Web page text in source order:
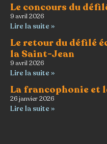
Le concours du
9 avril 2026
Lire la suite »
Le retour du défilé
la Saint-Jean
9 avril 2026
Lire la suite »
La francophonie et
26 janvier 2026
Lire la suite »